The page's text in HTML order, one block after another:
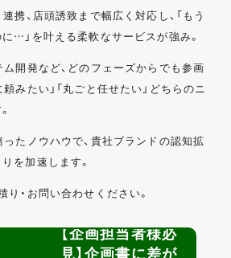
携、店頭誘致まで幅広く対応し、「もう
…」を叶える柔軟なサービスが強み。
ム開発など、どのフェーズからでも参画
みたい」「丸ごと任せたい」どちらのニ
たノウハウで、貴社ブランドの認知拡
を加速します。
り・お問い合わせください。
【企画担当者様必
見】企画書に差が